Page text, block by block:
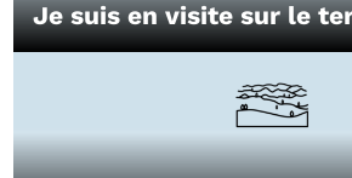
Je suis en visite sur le